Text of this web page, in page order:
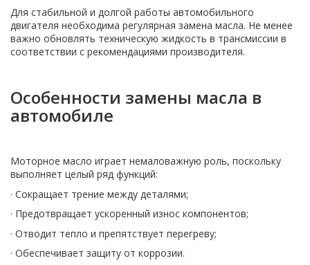
Для стабильной и долгой работы автомобильного
двигателя необходима регулярная замена масла. Не менее
важно обновлять техническую жидкость в трансмиссии в
соответствии с рекомендациями производителя.
Особенности замены масла в
автомобиле
Моторное масло играет немаловажную роль, поскольку
выполняет целый ряд функций:
· Сокращает трение между деталями;
· Предотвращает ускоренный износ компонентов;
· Отводит тепло и препятствует перегреву;
· Обеспечивает защиту от коррозии.